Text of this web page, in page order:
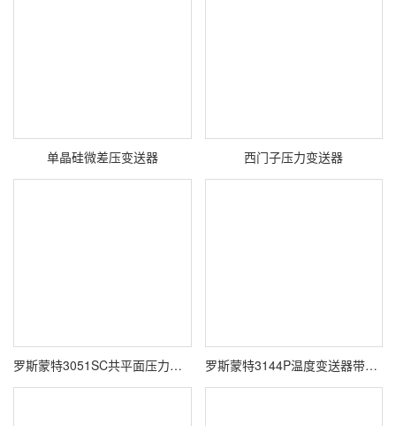
单晶硅微差压变送器 西门子压力变送器
罗斯蒙特3051SC共平面压力变送器 罗斯蒙特3144P温度变送器带214C RTD 温度传感器